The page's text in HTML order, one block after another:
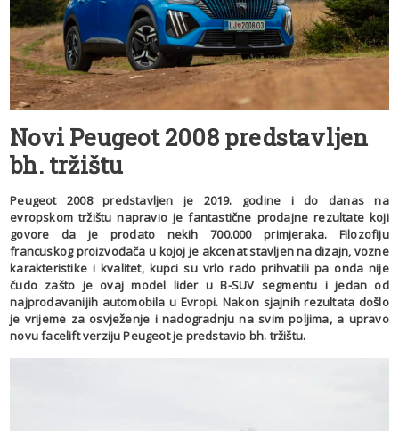
Novi Peugeot 2008 predstavljen
bh. tržištu
Peugeot 2008 predstavljen je 2019. godine i do danas na
evropskom tržištu napravio je fantastične prodajne rezultate koji
govore da je prodato nekih 700.000 primjeraka. Filozofiju
francuskog proizvođača u kojoj je akcenat stavljen na dizajn, vozne
karakteristike i kvalitet, kupci su vrlo rado prihvatili pa onda nije
čudo zašto je ovaj model lider u B-SUV segmentu i jedan od
najprodavanijih automobila u Evropi. Nakon sjajnih rezultata došlo
je vrijeme za osvježenje i nadogradnju na svim poljima, a upravo
novu facelift verziju Peugeot je predstavio bh. tržištu.